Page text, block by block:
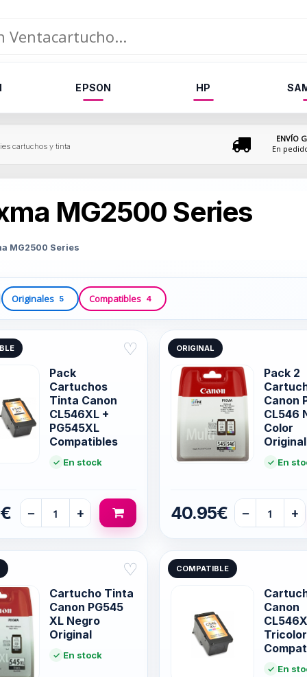
EPSON HP
cartuchos y tinta
ENVÍO
En
MG2500 Series
MG2500 Series
Originales 5 Compatibles 4
♡
Pack
Cartuchos
Tinta Canon
CL546XL +
PG545XL
Compatibles
En stock
− +
ORIGINAL
Pack 2
Canon
CL546
Color
En
40.95€ − +
♡
Cartucho Tinta
Canon PG545
XL Negro
Original
En stock
COMPATIBLE
Canon
Tricolor
En